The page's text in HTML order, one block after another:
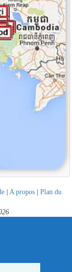
| A propos | Plan du